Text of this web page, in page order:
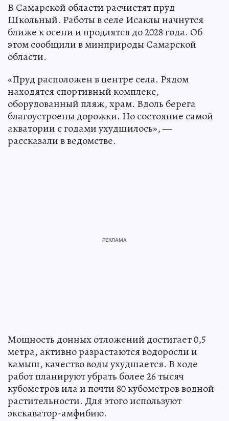
В Самарской области расчистят пруд
Школьный. Работы в селе Исаклы начнутся
ближе к осени и продлятся до 2028 года. Об
этом сообщили в минприроды Самарской
области.
«Пруд расположен в центре села. Рядом
находятся спортивный комплекс,
оборудованный пляж, храм. Вдоль берега
благоустроены дорожки. Но состояние самой
акватории с годами ухудшилось», —
рассказали в ведомстве.
Мощность донных отложений достигает 0,5
метра, активно разрастаются водоросли и
камыш, качество воды ухудшается. В ходе
работ планируют убрать более 26 тысяч
кубометров ила и почти 80 кубометров водной
растительности. Для этого используют
экскаватор-амфибию.